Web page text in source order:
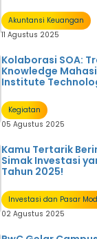
Akuntansi Keuangan
11 Agustus 2025
Kolaborasi SOA:
Knowledge
Institute
Kegiatan
05 Agustus 2025
Kamu Tertarik
Simak Investasi
Tahun 2025!
Investasi dan Pasar
02 Agustus 2025